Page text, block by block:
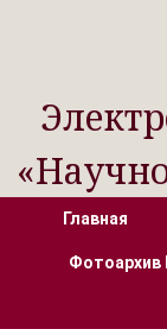
Главная
Фотоархив